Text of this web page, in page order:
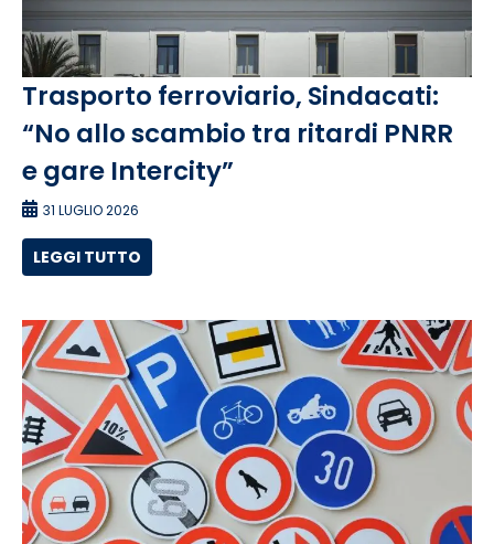
Trasporto ferroviario, Sindacati:
“No allo scambio tra ritardi PNRR
e gare Intercity”
31 LUGLIO 2026
LEGGI TUTTO